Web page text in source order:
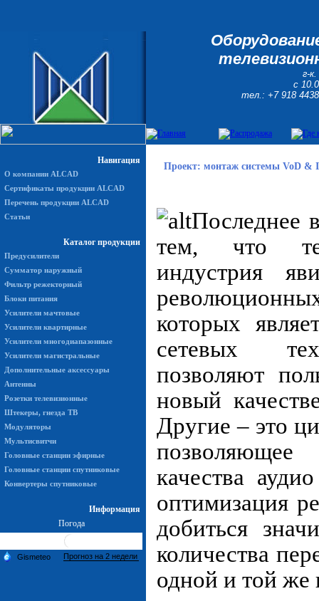
г-
с
тел.: +7 918
Навигация
О компании ALCAD
Сертификаты продукции ALCAD
Перечень продукции ALCAD
Статьи
Каталог продукции
Предусилители
Сумматор наружный
Фильтр режекторный
Блоки питания
Усилители мачтовые
Усилители квартирные
Усилители многодиапазонные
Усилители магистральные
Дополнительные аксессуары
Антенны
Розетки телевизионные
Штекеры, гнезда ТВ
Модуляторы
Мультисвитчи
Головные станции эфирные
Головные станции спутниковые
Конвертеры спутниковые
Информация
Погода
Проект: монтаж системы VoD &
Последнее
тем, что
индустрия
которых
сетевых
позволяют
новый
Другие – это
качества
оптимизация
добиться
количества
одной и той же